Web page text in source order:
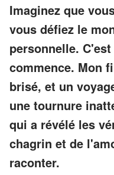
Imaginez que
vous défiez le
personnelle.
commence. Mon
brisé, et un
une tournure
qui a révélé les
chagrin et de
raconter.